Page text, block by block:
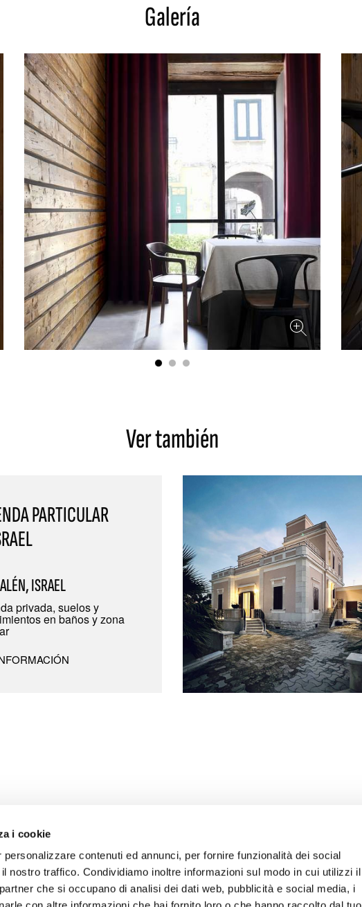
i cookie
contenuti ed annunci, per fornire funzionalità dei social
nostro traffico. Condividiamo inoltre informazioni sul modo in cui utilizzi il
che si occupano di analisi dei dati web, pubblicità e social media, i
Galería
Ver también
PARTICULAR
ISRAEL
privada, suelos y
en baños y zona